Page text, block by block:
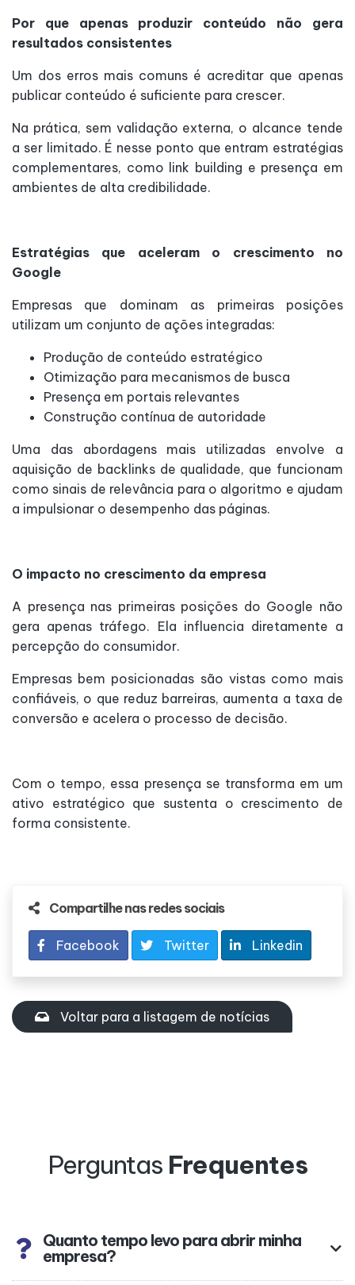
Por que apenas produzir conteúdo não gera
resultados consistentes
Um dos erros mais comuns é acreditar que apenas
publicar conteúdo é suficiente para crescer.
Na prática, sem validação externa, o alcance tende
a ser limitado. É nesse ponto que entram estratégias
complementares, como link building e presença em
ambientes de alta credibilidade.
Estratégias que aceleram o crescimento no
Google
Empresas que dominam as primeiras posições
utilizam um conjunto de ações integradas:
Produção de conteúdo estratégico
Otimização para mecanismos de busca
Presença em portais relevantes
Construção contínua de autoridade
Uma das abordagens mais utilizadas envolve a
aquisição de backlinks de qualidade, que funcionam
como sinais de relevância para o algoritmo e ajudam
a impulsionar o desempenho das páginas.
O impacto no crescimento da empresa
A presença nas primeiras posições do Google não
gera apenas tráfego. Ela influencia diretamente a
percepção do consumidor.
Empresas bem posicionadas são vistas como mais
confiáveis, o que reduz barreiras, aumenta a taxa de
conversão e acelera o processo de decisão.
Com o tempo, essa presença se transforma em um
ativo estratégico que sustenta o crescimento de
forma consistente.
Compartilhe nas redes sociais
Facebook Twitter Linkedin
Voltar para a listagem de notícias
Perguntas Frequentes
Quanto tempo levo para abrir minha
empresa?